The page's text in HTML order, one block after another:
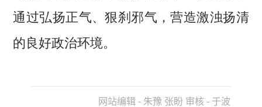
通过弘扬正气、狠刹邪气，营造激浊扬清
的良好政治环境。
网站编辑 - 朱豫 张盼 审核 - 于波